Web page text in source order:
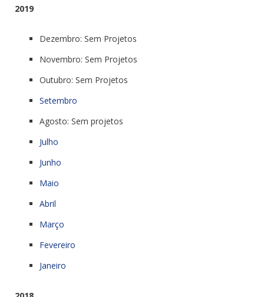
2019
Dezembro: Sem Projetos
Novembro: Sem Projetos
Outubro: Sem Projetos
Setembro
Agosto: Sem projetos
Julho
Junho
Maio
Abril
Março
Fevereiro
Janeiro